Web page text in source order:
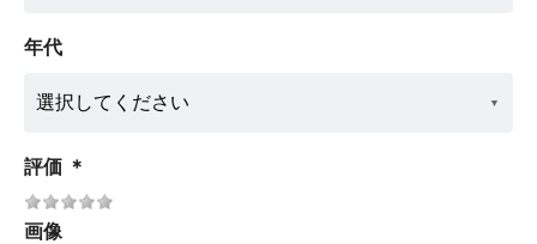
年代
評価 ＊
画像